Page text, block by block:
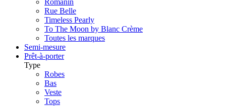
Rue Belle
Timeless Pearly
To The Moon by Blanc Crème
Toutes les marques
Semi-mesure
Prêt-à-porter
Type
Robes
Bas
Veste
Tops